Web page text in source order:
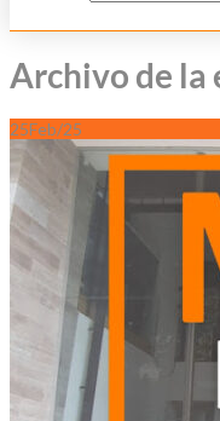
Archivo de
25Feb/25